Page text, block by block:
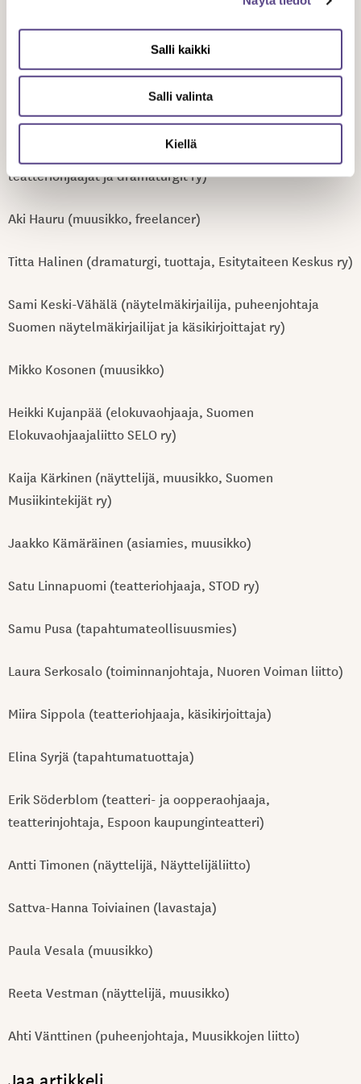
Salli kaikki
Salli valinta
Kiellä
Allekirjoittajat ovat Mitta on täysi -mielenilmauksen
järjestäjiä:
Karola Baran (toiminnanjohtaja, Teme)
Lija Fischer (ohjaaja, puheenjohtaja Suomen
teatteriohjaajat ja dramaturgit ry)
Aki Hauru (muusikko, freelancer)
Titta Halinen (dramaturgi, tuottaja, Esitytaiteen Keskus ry)
Sami Keski-Vähälä (näytelmäkirjailija, puheenjohtaja
Suomen näytelmäkirjailijat ja käsikirjoittajat ry)
Mikko Kosonen (muusikko)
Heikki Kujanpää (elokuvaohjaaja, Suomen
Elokuvaohjaajaliitto SELO ry)
Kaija Kärkinen (näyttelijä, muusikko, Suomen
Musiikintekijät ry)
Jaakko Kämäräinen (asiamies, muusikko)
Satu Linnapuomi (teatteriohjaaja, STOD ry)
Samu Pusa (tapahtumateollisuusmies)
Laura Serkosalo (toiminnanjohtaja, Nuoren Voiman liitto)
Miira Sippola (teatteriohjaaja, käsikirjoittaja)
Elina Syrjä (tapahtumatuottaja)
Erik Söderblom (teatteri- ja oopperaohjaaja,
teatterinjohtaja, Espoon kaupunginteatteri)
Antti Timonen (näyttelijä, Näyttelijäliitto)
Sattva-Hanna Toiviainen (lavastaja)
Paula Vesala (muusikko)
Reeta Vestman (näyttelijä, muusikko)
Ahti Vänttinen (puheenjohtaja, Muusikkojen liitto)
Jaa artikkeli